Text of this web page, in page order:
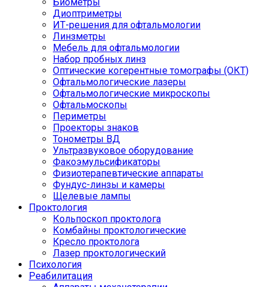
Диоптриметры
ИТ-решения для офтальмологии
Линзметры
Мебель для офтальмологии
Набор пробных линз
Оптические когерентные томографы (ОКТ)
Офтальмологические лазеры
Офтальмологические микроскопы
Офтальмоскопы
Периметры
Проекторы знаков
Тонометры ВД
Ультразвуковое оборудование
Факоэмульсификаторы
Физиотерапевтические аппараты
Фундус-линзы и камеры
Щелевые лампы
Проктология
Кольпоскоп проктолога
Комбайны проктологические
Кресло проктолога
Лазер проктологический
Психология
Реабилитация